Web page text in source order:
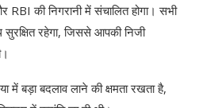
RBI की निगरानी में संचालित होगा। सभी
रहेगा, जिससे आपकी निजी
में बड़ा बदलाव लाने की क्षमता रखता है,